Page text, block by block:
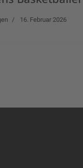
16. Februar 2026